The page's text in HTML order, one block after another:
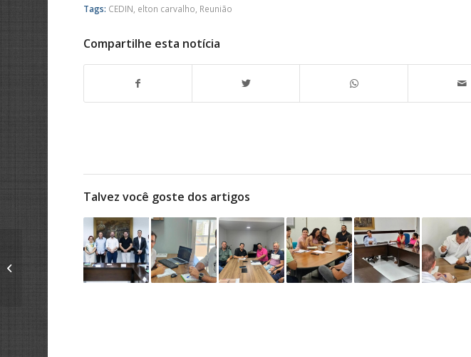
Tags: CEDIN elton carvalho Reunião
Compartilhe esta notícia
Talvez você goste dos artigos
Roselei Françoso toma
posse como vice-
prefeito de São Carlos